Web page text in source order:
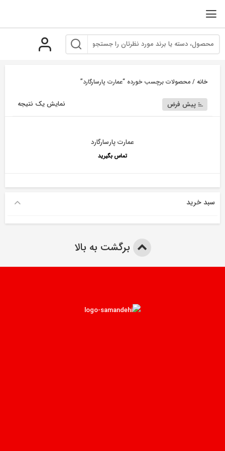
خانه / محصولات برچسب خورده “عمارت پارسارگارد”
نمایش یک نتیجه پیش فرض
عمارت پارسارگارد
تماس بگیرید
سبد خرید
برگشت به بالا